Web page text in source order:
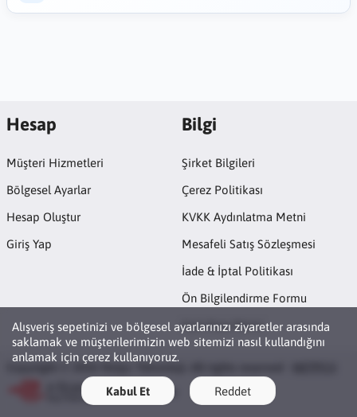
Alışveriş sepetinizi ve bölgesel ayarlarınızı ziyaretler arasında
saklamak ve müşterilerimizin web sitemizi nasıl kullandığını
anlamak için çerez kullanıyoruz.
Kabul Et Reddet
Hesap
Müşteri Hizmetleri
Bölgesel Ayarlar
Hesap Oluştur
Giriş Yap
Bilgi
Şirket Bilgileri
Çerez Politikası
KVKK Aydınlatma Metni
Mesafeli Satış Sözleşmesi
İade & İptal Politikası
Ön Bilgilendirme Formu
Açık Rıza Metni
Copyright © 2026 Netpc Teknoloji. All rights reserved ·
ETBİS'e Kayıtlıdır